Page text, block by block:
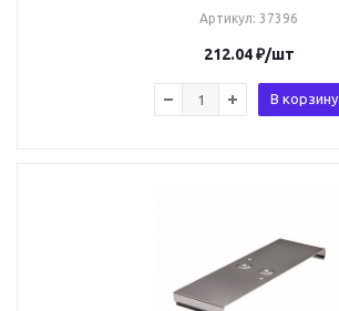
Артикул: 37396
212.04₽/шт
В корзину